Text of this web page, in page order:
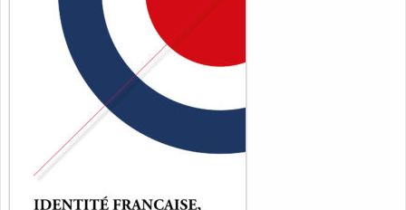
À PARAÎTRE
NOUVEAUTÉS